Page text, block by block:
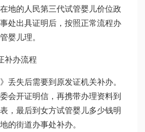
地的人民第三代试管婴儿价位政
处出具证明后，按照正常流程办
婴儿理。
补办流程
丢失后需要到原发证机关补办。
会开证明信，再携带办理资料到
，最后到女方试管婴儿多少钱明
的街道办事处补办。